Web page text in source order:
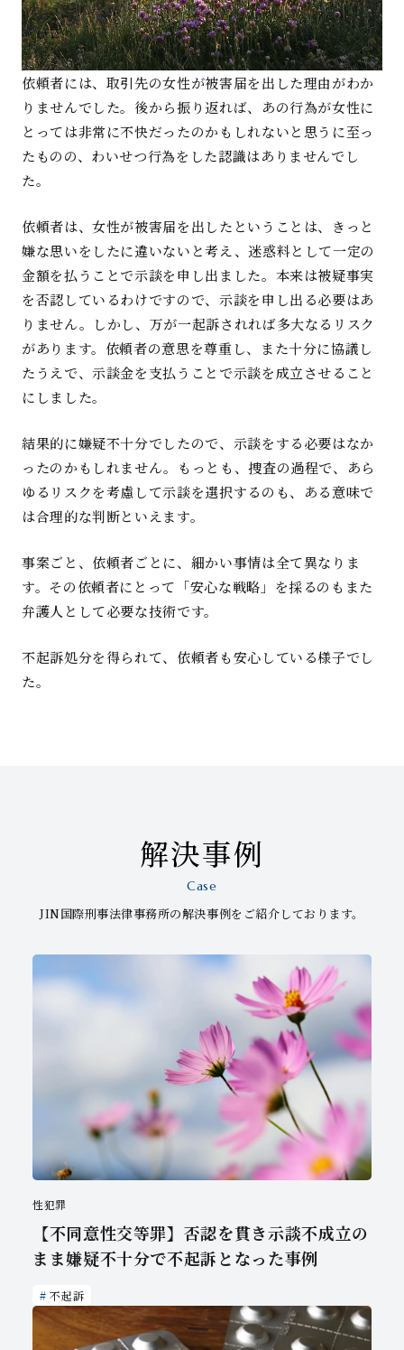
依頼者には、取引先の女性が被害届を出した理由がわか
りませんでした。後から振り返れば、あの行為が女性に
とっては非常に不快だったのかもしれないと思うに至っ
たものの、わいせつ行為をした認識はありませんでし
た。
依頼者は、女性が被害届を出したということは、きっと
嫌な思いをしたに違いないと考え、迷惑料として一定の
金額を払うことで示談を申し出ました。本来は被疑事実
を否認しているわけですので、示談を申し出る必要はあ
りません。しかし、万が一起訴されれば多大なるリスク
があります。依頼者の意思を尊重し、また十分に協議し
たうえで、示談金を支払うことで示談を成立させること
にしました。
結果的に嫌疑不十分でしたので、示談をする必要はなか
ったのかもしれません。もっとも、捜査の過程で、あら
ゆるリスクを考慮して示談を選択するのも、ある意味で
は合理的な判断といえます。
事案ごと、依頼者ごとに、細かい事情は全て異なりま
す。その依頼者にとって「安心な戦略」を採るのもまた
弁護人として必要な技術です。
不起訴処分を得られて、依頼者も安心している様子でし
た。
解決事例
Case
JIN国際刑事法律事務所の解決事例をご紹介しております。
性犯罪
【不同意性交等罪】否認を貫き示談不成立の
まま嫌疑不十分で不起訴となった事例
不起訴